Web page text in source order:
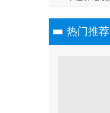
热门推荐